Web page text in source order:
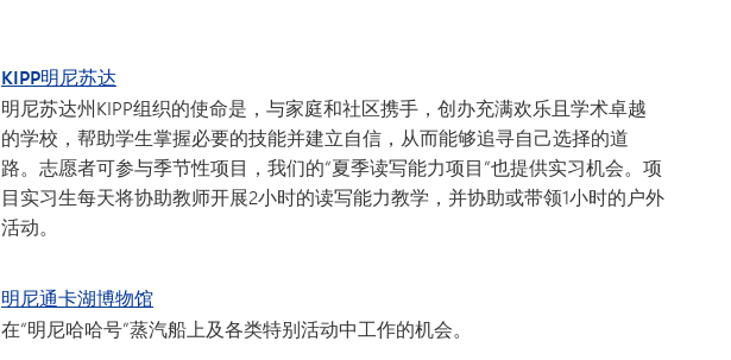
KIPP明尼苏达
明尼苏达州KIPP组织的使命是，与家庭和社区携手，创办充满欢乐且学术卓越
的学校，帮助学生掌握必要的技能并建立自信，从而能够追寻自己选择的道
路。志愿者可参与季节性项目，我们的“夏季读写能力项目”也提供实习机会。项
目实习生每天将协助教师开展2小时的读写能力教学，并协助或带领1小时的户外
活动。
明尼通卡湖博物馆
在“明尼哈哈号”蒸汽船上及各类特别活动中工作的机会。